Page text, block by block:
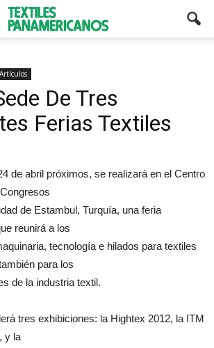
Artículos
De Tres
Ferias Textiles
de abril próximos, se realizará en el Centro
de Estambul, Turquía, una feria
reunirá a los
tecnología e hilados para textiles
para los
de la industria textil.
tres exhibiciones: la Hightex 2012, la ITM
y la